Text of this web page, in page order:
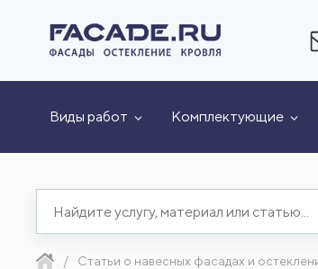
Виды работ Комплектующие
Статьи о навесных фасадах и